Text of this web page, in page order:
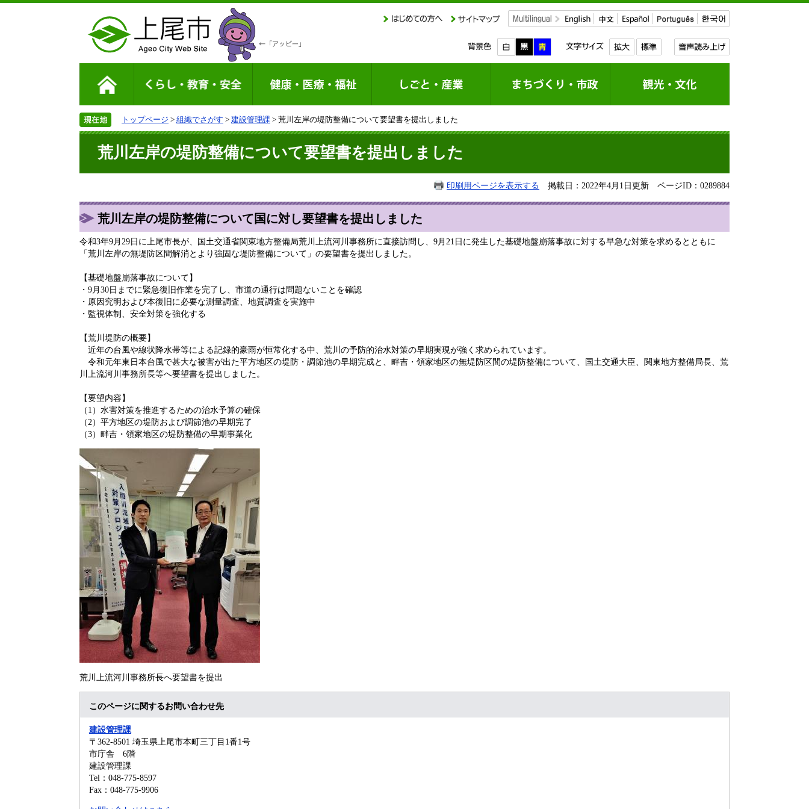
トップページ > 組織でさがす > 建設管理課 > 荒川左岸の堤防整備について要望書を提出しました
荒川左岸の堤防整備について要望書を提出しました
印刷用ページを表示する 掲載日：2022年4月1日更新 ページID：0289884
荒川左岸の堤防整備について国に対し要望書を提出しました
令和3年9月29日に上尾市長が、国土交通省関東地方整備局荒川上流河川事務所に直接訪問し、9月21日に発生した基礎地盤崩落事故に対する早急な対策を求めるとともに
「荒川左岸の無堤防区間解消とより強固な堤防整備について」の要望書を提出しました。
【基礎地盤崩落事故について】
・9月30日までに緊急復旧作業を完了し、市道の通行は問題ないことを確認
・原因究明および本復旧に必要な測量調査、地質調査を実施中
・監視体制、安全対策を強化する
【荒川堤防の概要】
近年の台風や線状降水帯等による記録的豪雨が恒常化する中、荒川の予防的治水対策の早期実現が強く求められています。
令和元年東日本台風で甚大な被害が出た平方地区の堤防・調節池の早期完成と、畔吉・領家地区の無堤防区間の堤防整備について、国土交通大臣、関東地方整備局長、荒
川上流河川事務所長等へ要望書を提出しました。
【要望内容】
（1）水害対策を推進するための治水予算の確保
（2）平方地区の堤防および調節池の早期完了
（3）畔吉・領家地区の堤防整備の早期事業化
荒川上流河川事務所長へ要望書を提出
このページに関するお問い合わせ先
建設管理課
〒362-8501 埼玉県上尾市本町三丁目1番1号
市庁舎 6階
建設管理課
Tel：048-775-8597
Fax：048-775-9906